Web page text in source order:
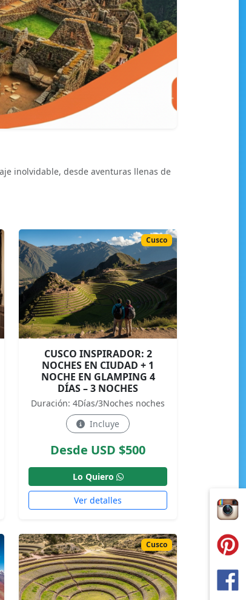
inolvidable, desde aventuras llenas de
Cusco
CUSCO INSPIRADOR: 2
NOCHES EN CIUDAD + 1
NOCHE EN GLAMPING 4
DÍAS – 3 NOCHES
Duración: 4Días/3Noches noches
Incluye
Desde USD $500
Lo Quiero
Ver detalles
Cusco